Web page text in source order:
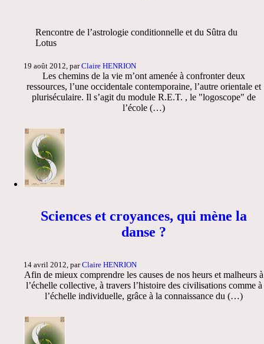
Rencontre de l’astrologie conditionnelle et du Sûtra du
Lotus
19 août 2012, parClaire HENRION
Les chemins de la vie m’ont amenée à confronter deux
ressources, l’une occidentale contemporaine, l’autre orientale et
pluriséculaire. Il s’agit du module R.E.T. , le "logoscope" de
l’école (…)
Sciences et croyances, qui mène la
danse ?
14 avril 2012, parClaire HENRION
Afin de mieux comprendre les causes de nos heurs et malheurs à
l’échelle collective, à travers l’histoire des civilisations comme à
l’échelle individuelle, grâce à la connaissance du (…)